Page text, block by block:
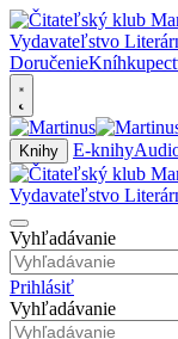
Doručenie
Knihy E-knihy
Vyhľadávanie
Prihlásiť
Vyhľadávanie